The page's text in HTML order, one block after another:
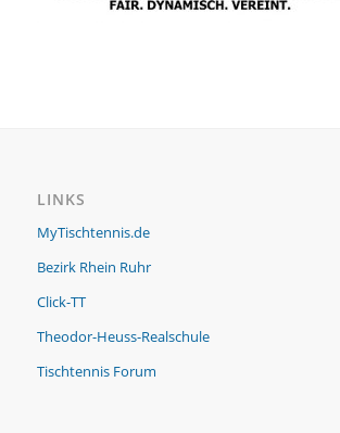
LINKS
MyTischtennis.de
Bezirk Rhein Ruhr
Click-TT
Theodor-Heuss-Realschule
Tischtennis Forum